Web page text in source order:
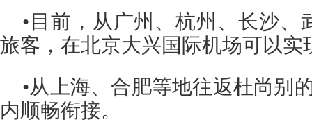
•目前，从广州、杭州、长沙、
旅客，在北京大兴国际机场可以实
•从上海、合肥等地往返杜尚别
内顺畅衔接。